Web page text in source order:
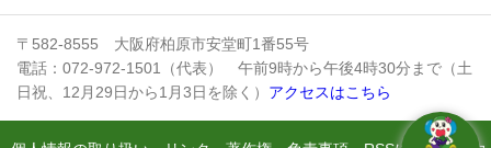
〒582-8555 大阪府柏原市安堂町1番55号
電話：072-972-1501（代表） 午前9時から午後4時30分まで（土
日祝、12月29日から1月3日を除く） アクセスはこちら